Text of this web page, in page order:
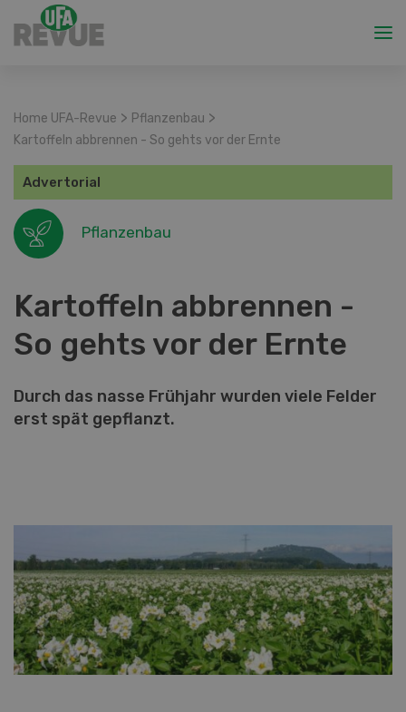
Home UFA-Revue > Pflanzenbau >
Kartoffeln abbrennen - So gehts vor der Ernte
Advertorial
Pflanzenbau
Kartoffeln abbrennen -
So gehts vor der Ernte
Durch das nasse Frühjahr wurden viele Felder
erst spät gepflanzt.